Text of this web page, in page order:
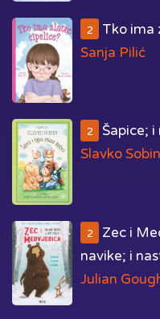
2
Tko ima
Sanja Pilić
2
Šapice;
Slavko Sobin
2
Zec i
navike; i
Julian